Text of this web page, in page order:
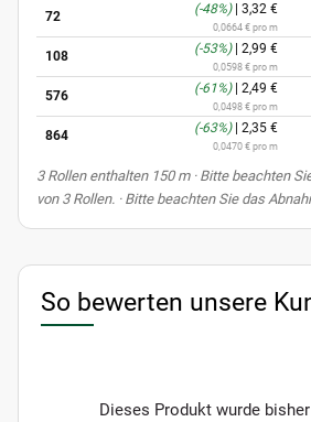
72 (-48%) 3,32 €
0,0664 € pro m
108 (-53%) 2,99 €
0,0598 € pro m
576 (-61%) 2,49 €
0,0498 € pro m
864 (-63%) 2,35 €
0,0470 € pro m
x3 Rollen enthalten 150 m· Bitte beachten
von 3 Rollen. · Bitte beachten Sie das
So bewerten unsere
Dieses Produkt wurde